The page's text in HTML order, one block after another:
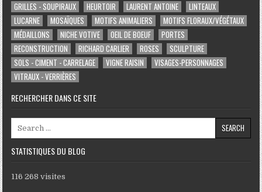
GRILLES - SOUPIRAUX
HEURTOIR LAURENT ANTOINE
LINTEAUX
LUCARNE
MOSAÏQUES MOTIFS ANIMALIERS
MOTIFS FLORAUX/VÉGÉTAUX
MÉDAILLONS
NICHE VOTIVE OEIL DE BOEUF
PORTES
RECONSTRUCTION
RICHARD CARLIER ROSES
SCULPTURE
SOLS - CIMENT - CARRELAGE
VIGNE RAISIN
VISAGES-PERSONNAGES
VITRAUX - VERRIÈRES
RECHERCHER DANS CE SITE
Search for:
STATISTIQUES DU BLOG
116 268 visites